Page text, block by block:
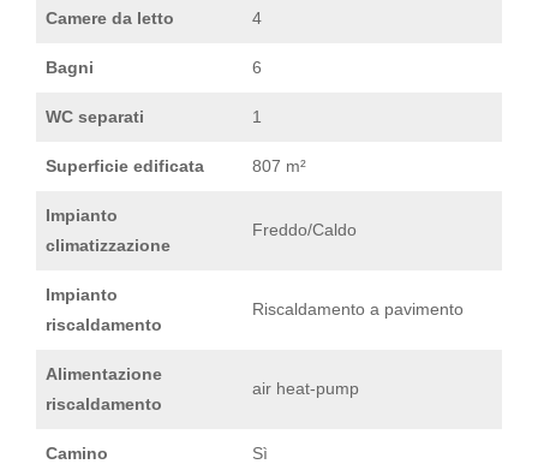
Camere da letto 4
Bagni 6
WC separati 1
Superficie edificata 807 m²
Impianto
climatizzazione
Freddo/Caldo
Impianto
riscaldamento
Riscaldamento a pavimento
Alimentazione
riscaldamento
air heat-pump
Camino Sì